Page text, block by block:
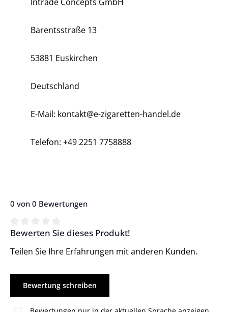
Barentsstraße 13
53881 Euskirchen
Deutschland
E-Mail: kontakt@e-zigaretten-handel.de
Telefon: +49 2251 7758888
0 von 0 Bewertungen
Durchschnittliche Bewertung von 0 von 5 Sternen
Bewerten Sie dieses Produkt!
Teilen Sie Ihre Erfahrungen mit anderen Kunden.
Bewertung schreiben